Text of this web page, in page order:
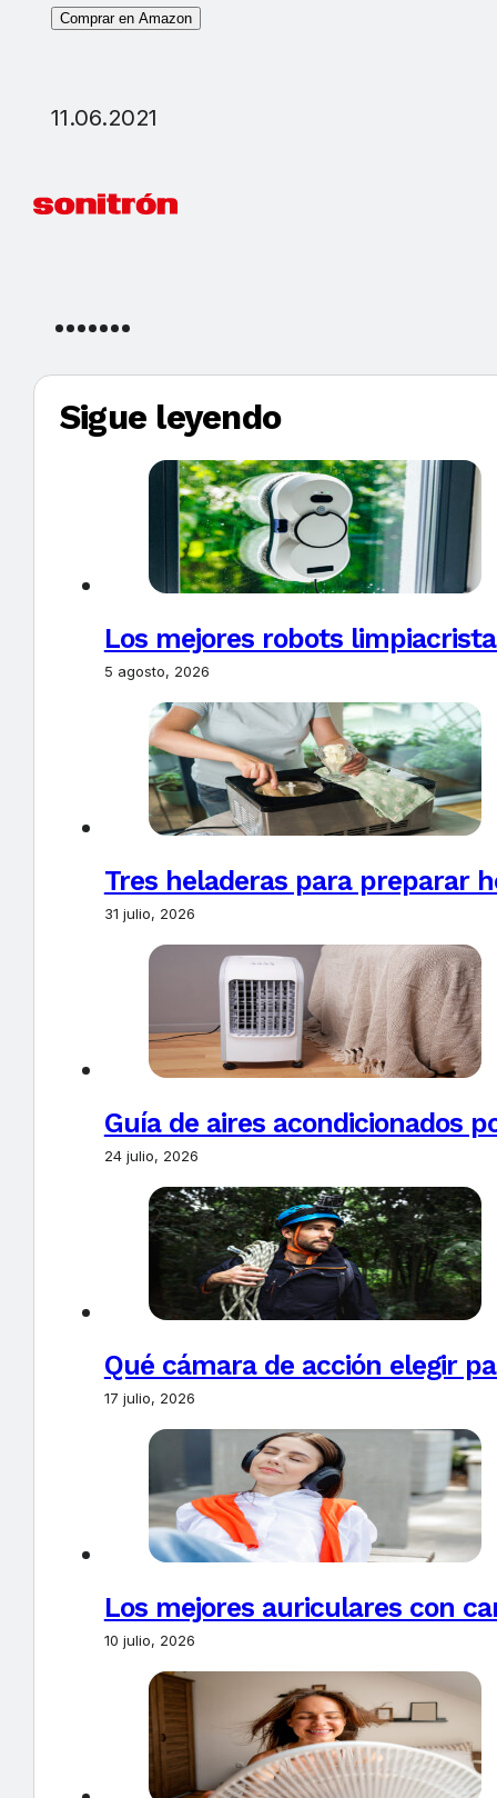
Comprar en Amazon
11.06.2021
Sigue leyendo
Los mejores robots
5 agosto, 2026
Tres heladeras para preparar
31 julio, 2026
Guía de aires acondicionados
24 julio, 2026
Qué cámara de acción elegir
17 julio, 2026
Los mejores auriculares con
10 julio, 2026